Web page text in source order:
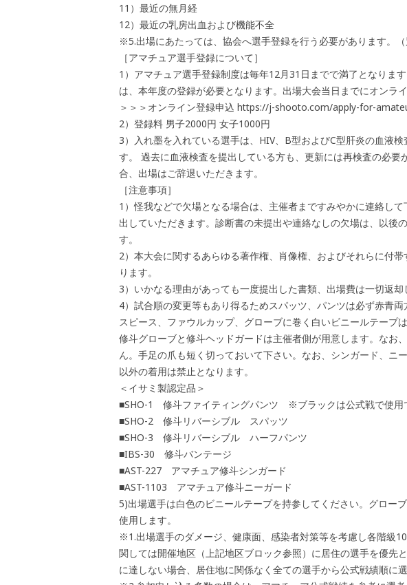
11）最近の無月経
12）最近の乳房出血および機能不全
※5.出場にあたっては、協会へ選手登録を行う必要があります。
［アマチュア選手登録について］
1）アマチュア選手登録制度は毎年12月31日までで満了となりま
は、本年度の登録が必要となります。出場大会当日までにオンラ
＞＞＞オンライン登録申込 https://j-shooto.com/apply-for-
2）登録料 男子2000円 女子1000円
3）入れ墨を入れている選手は、HIV、B型およびC型肝炎の血液
す。 過去に血液検査を提出している方も、更新には再検査の必
合、出場はご辞退いただきます。
［注意事項］
1）怪我などで欠場となる場合は、主催者まですみやかに連絡し
出していただきます。診断書の未提出や連絡なしの欠場は、以後
す。
2）本大会に関するあらゆる著作権、肖像権、およびそれらに付
ります。
3）いかなる理由があっても一度提出した書類、出場費は一切返却
4）試合順の変更等もあり得るためスパッツ、パンツは必ず赤青
スピース、ファウルカップ、グローブに巻く白いビニールテープ
修斗グローブと修斗ヘッドガードは主催者側が用意します。なお
ん。手足の爪も短く切っておいて下さい。なお、シンガード、ニ
以外の着用は禁止となります。
＜イサミ製認定品＞
■SHO-1 修斗ファイティングパンツ ※ブラックは公式戦で使用
■SHO-2 修斗リバーシブル スパッツ
■SHO-3 修斗リバーシブル ハーフパンツ
■IBS-30 修斗バンテージ
■AST-227 アマチュア修斗シンガード
■AST-1103 アマチュア修斗ニーガード
5)出場選手は白色のビニールテープを持参してください。グロー
使用します。
※1.出場選手のダメージ、健康面、感染者対策等を考慮し各階級
関しては開催地区（上記地区ブロック参照）に居住の選手を優先
に達しない場合、居住地に関係なく全ての選手から公式戦績順に